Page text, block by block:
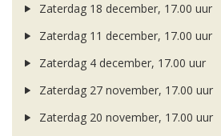
Zaterdag 18 december, 17.00 uur
Zaterdag 11 december, 17.00 uur
Zaterdag 4 december, 17.00 uur
Zaterdag 27 november, 17.00 uur
Zaterdag 20 november, 17.00 uur